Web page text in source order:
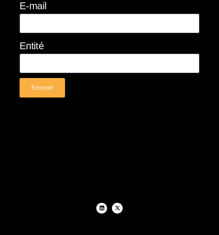
E-mail
Entité
Envoyer